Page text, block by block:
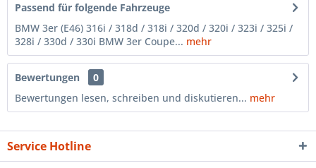
Passend für folgende Fahrzeuge
BMW 3er (E46) 316i / 318d / 318i / 320d / 320i / 323i / 325i /
328i / 330d / 330i BMW 3er Coupe... mehr
Bewertungen
0
Bewertungen lesen, schreiben und diskutieren... mehr
Service Hotline